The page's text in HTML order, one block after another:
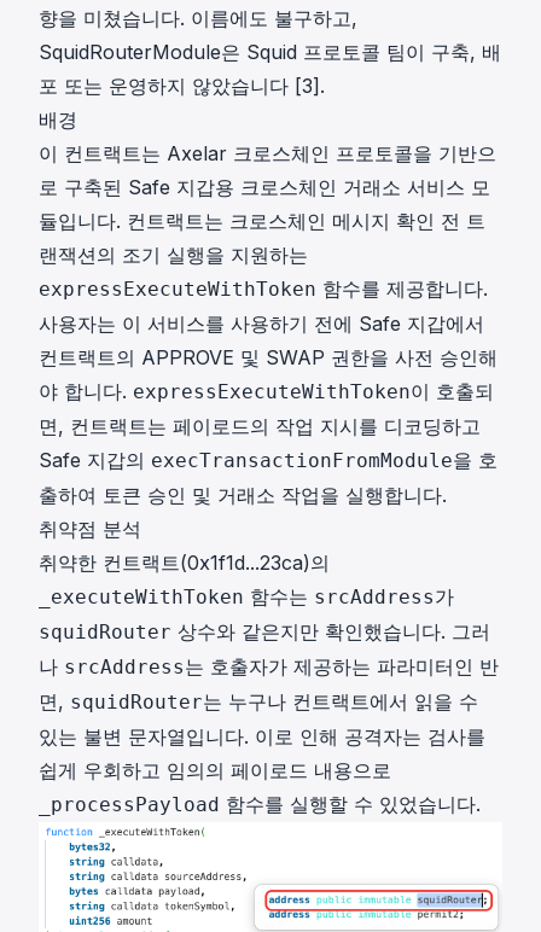
향을 미쳤습니다. 이름에도 불구하고,
SquidRouterModule은 Squid 프로토콜 팀이 구축, 배
포 또는 운영하지 않았습니다 [3] .
배경
이 컨트랙트는 Axelar 크로스체인 프로토콜을 기반으
로 구축된 Safe 지갑용 크로스체인 거래소 서비스 모
듈입니다. 컨트랙트는 크로스체인 메시지 확인 전 트
랜잭션의 조기 실행을 지원하는
expressExecuteWithToken 함수를 제공합니다.
사용자는 이 서비스를 사용하기 전에 Safe 지갑에서
컨트랙트의 APPROVE 및 SWAP 권한을 사전 승인해
야 합니다. expressExecuteWithToken이 호출되
면, 컨트랙트는 페이로드의 작업 지시를 디코딩하고
Safe 지갑의 execTransactionFromModule을 호
출하여 토큰 승인 및 거래소 작업을 실행합니다.
취약점 분석
취약한 컨트랙트(0x1f1d...23ca)의
_executeWithToken 함수는 srcAddress가
squidRouter 상수와 같은지만 확인했습니다. 그러
나 srcAddress는 호출자가 제공하는 파라미터인 반
면, squidRouter는 누구나 컨트랙트에서 읽을 수
있는 불변 문자열입니다. 이로 인해 공격자는 검사를
쉽게 우회하고 임의의 페이로드 내용으로
_processPayload 함수를 실행할 수 있었습니다.